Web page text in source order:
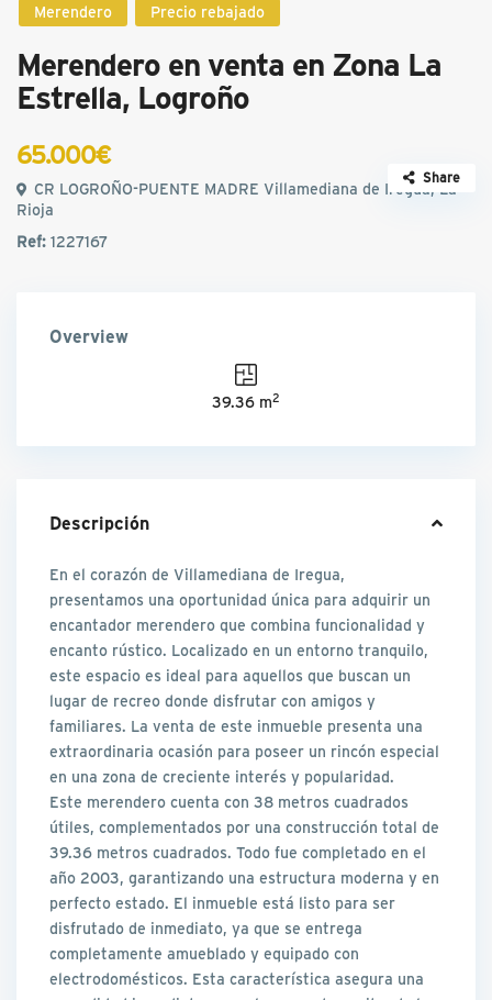
Merendero Precio rebajado
Merendero en venta en Zona La
Estrella, Logroño
65.000€
CR LOGROÑO-PUENTE MADRE Villamediana de Iregua, La
Rioja
Ref:1227167
Share
Overview
39.36 m2
Descripción
En el corazón de Villamediana de Iregua,
presentamos una oportunidad única para adquirir un
encantador merendero que combina funcionalidad y
encanto rústico. Localizado en un entorno tranquilo,
este espacio es ideal para aquellos que buscan un
lugar de recreo donde disfrutar con amigos y
familiares. La venta de este inmueble presenta una
extraordinaria ocasión para poseer un rincón especial
en una zona de creciente interés y popularidad.
Este merendero cuenta con 38 metros cuadrados
útiles, complementados por una construcción total de
39.36 metros cuadrados. Todo fue completado en el
año 2003, garantizando una estructura moderna y en
perfecto estado. El inmueble está listo para ser
disfrutado de inmediato, ya que se entrega
completamente amueblado y equipado con
electrodomésticos. Esta característica asegura una